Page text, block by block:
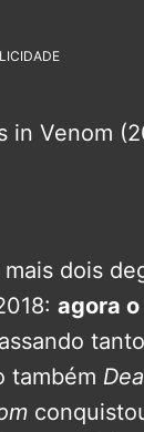
dois
agora
tanto
também